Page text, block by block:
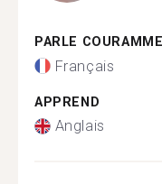
PARLE
Français
APPREND
Anglais